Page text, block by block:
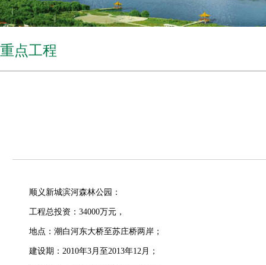
重点工程
顺义新城滨河森林公园：
工程总投资： 34000万元，
地点：潮白河东大桥至苏庄桥两岸；
建设期： 2010年3月至2013年12月；